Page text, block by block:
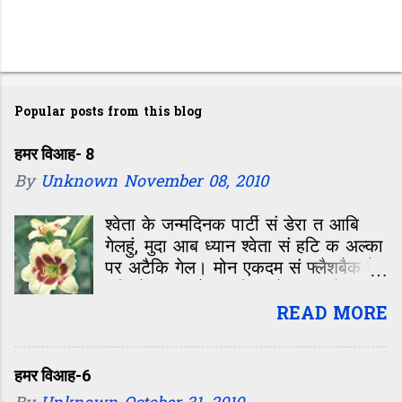
Popular posts from this blog
हमर विआह- 8
By Unknown November 08, 2010
श्वेता के जन्मदिनक पार्टी सं डेरा त आबि
गेलहुं, मुदा आब ध्यान श्वेता सं हटि क अल्का
पर अटैकि गेल। मोन एकदम सं फ्लैशबैक मे
रंगीन, मस्ती आओर मासूमियत सं भरल समय
कहिओ नहि बिसराबय वाला दिन। ओहि दिन
READ MORE
हमर विआह-6